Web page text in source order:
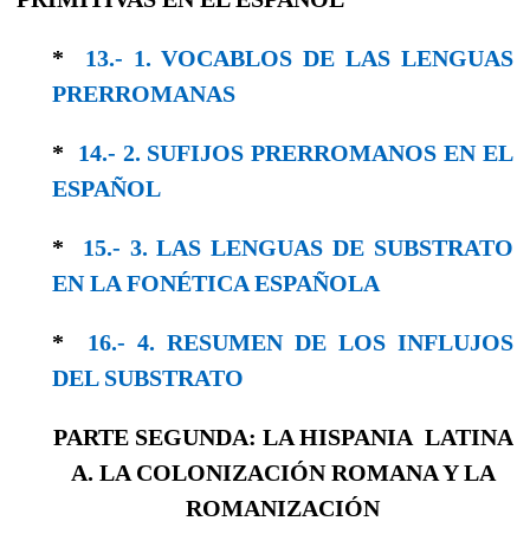
* 13.- 1. VOCABLOS DE LAS LENGUAS
PRERRO­MANAS
* 14.- 2. SUFIJOS PRERROMANOS EN EL
ESPAÑOL
* 15.- 3. LAS LENGUAS DE SUBSTRATO
EN LA FONÉTICA ESPAÑOLA
* 16.- 4. RESUMEN DE LOS INFLUJOS
DEL SUBSTRATO
PARTE SEGUNDA: LA HISPANIA LATINA
A. LA COLONIZACIÓN ROMANA Y LA
ROMANIZACIÓN